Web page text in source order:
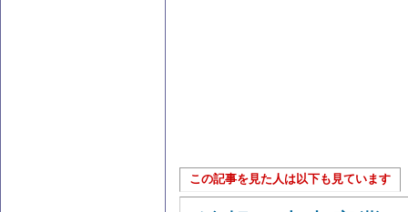
この記事を見た人は以下も見ています